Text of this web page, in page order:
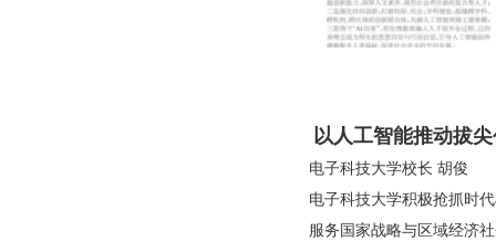
以人工智能推动拔尖
电子科技大学校长 胡俊
电子科技大学积极抢抓时
服务国家战略与区域经济社